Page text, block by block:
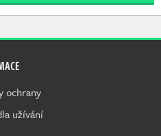
ochrany
užívání